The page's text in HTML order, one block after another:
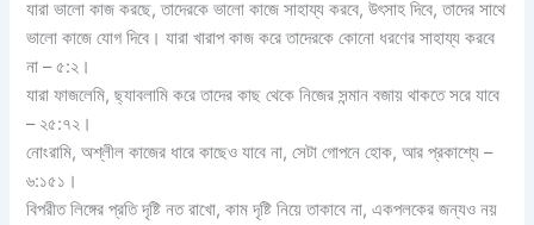
যারা ভালো কাজ করছে, তাদেরকে ভালো কাজে সাহায্য করবে, উৎসাহ দিবে, তাদের সাথে
ভালো কাজে যোগ দিবে। যারা খারাপ কাজ করে তাদেরকে কোনো ধরণের সাহায্য করবে
না – ৫:২।
যারা ফাজলেমি, ছ্যাবলামি করে তাদের কাছ থেকে নিজের সন্মান বজায় থাকতে সরে যাবে
– ২৫:৭২।
নোংরামি, অশ্লীল কাজের ধারে কাছেও যাবে না, সেটা গোপনে হোক, আর প্রকাশ্যে –
৬:১৫১।
বিপরীত লিঙ্গের প্রতি দৃষ্টি নত রাখো, কাম দৃষ্টি নিয়ে তাকাবে না, একপলকের জন্যও নয়